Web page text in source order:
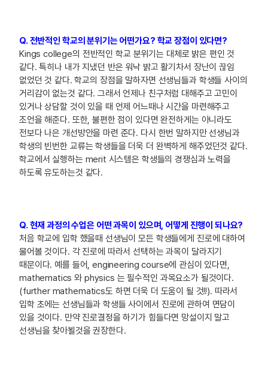
Q. 전반적인 학교의 분위기는 어떤가요? 학교 장점이 있다면?
Kings college의 전반적인 학교 분위기는 대체로 밝은 편인 것
같다. 특히나 내가 지냈던 반은 워낙 밝고 활기차서 장난이 끊임
없었던 것 같다. 학교의 장점을 말하자면 선생님들과 학생들 사이의
거리감이 없는것 같다. 그래서 언제나 친구처럼 대해주고 고민이
있거나 상담할 것이 있을 때 언제 어느때나 시간을 마련해주고
조언을 해준다. 또한, 불편한 점이 있다면 완전하게는 아니라도
전보다 나은 개선방안을 마련 준다. 다시 한번 말하지만 선생님과
학생의 빈번한 교류는 학생들을 더욱 더 완벽하게 해주었던것 같다.
학교에서 실행하는 merit 시스템은 학생들의 경쟁심과 노력을
하도록 유도하는것 같다.
Q. 현재 과정의 수업은 어떤 과목이 있으며, 어떻게 진행이 되나요?
처음 학교에 입학 했을때 선생님이 모든 학생들에게 진로에 대하여
물어볼 것이다. 각 진로에 따라서 선택하는 과목이 달라지기
때문이다. 예를 들어, engineering course에 관심이 있다면,
mathematics 와 physics 는 필수적인 과목요소가 될것이다.
(further mathematics도 하면 더욱 더 도움이 될 것!!). 따라서
입학 초에는 선생님들과 학생들 사이에서 진로에 관하여 면담이
있을 것이다. 만약 진로결정을 하기가 힘들다면 망설이지 말고
선생님을 찾아뵐것을 권장한다.